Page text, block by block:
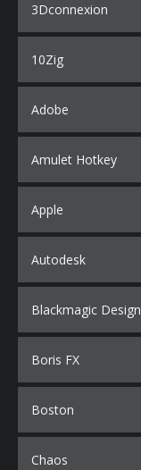
3Dconnexion
10Zig
Adobe
Amulet Hotkey
Apple
Autodesk
Blackmagic Design
Boris FX
Boston
Chaos